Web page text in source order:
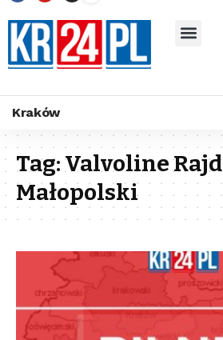
Kraków
Tag:Valvoline Rajd
Małopolski